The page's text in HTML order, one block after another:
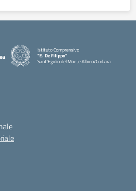
Istituto Comprensivo
"E. De Filippo"
Sant'Egidio del Monte Albino/Corbara